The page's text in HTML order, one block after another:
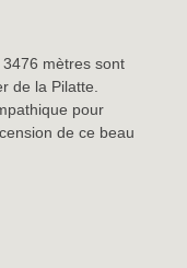
mètres sont
de la Pilatte.
pour
de ce beau